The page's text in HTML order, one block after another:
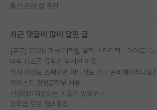
통신 관련 랩 추천
최근 댓글이 많이 달린 글
[무료] 2026 미국 대학원 유학 스타터팩 - 가이드북 & 합격자 컨택메일 템플릿
미박 탑스쿨 유학이 빡세진 이유
혹시 이정도 스펙이면 어느정도 잡고 준비해야하나요?
카이스트 경영공학부 서류
신생랩가지말라는 이유가 있었구나
장학금 모은 랩비통장